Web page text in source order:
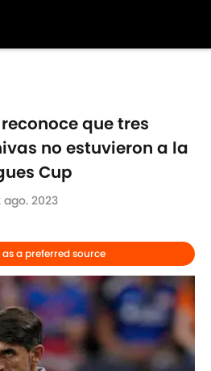
que tres
no estuvieron a la
Cup
ago. 2023
as a preferred source